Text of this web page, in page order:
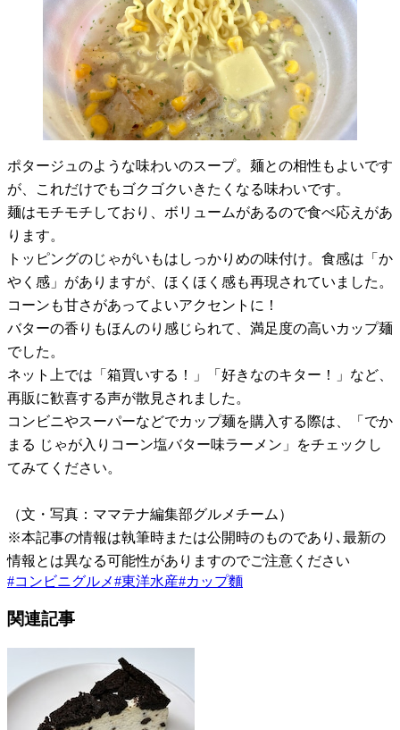
ポタージュのような味わいのスープ。麺との相性もよいです
が、これだけでもゴクゴクいきたくなる味わいです。
麺はモチモチしており、ボリュームがあるので食べ応えがあ
ります。
トッピングのじゃがいもはしっかりめの味付け。食感は「か
やく感」がありますが、ほくほく感も再現されていました。
コーンも甘さがあってよいアクセントに！
バターの香りもほんのり感じられて、満足度の高いカップ麺
でした。
ネット上では「箱買いする！」「好きなのキター！」など、
再販に歓喜する声が散見されました。
コンビニやスーパーなどでカップ麺を購入する際は、「でか
まる じゃが入りコーン塩バター味ラーメン」をチェックし
てみてください。
（文・写真：ママテナ編集部グルメチーム）
※本記事の情報は執筆時または公開時のものであり､最新の
情報とは異なる可能性がありますのでご注意ください
#コンビニグルメ#東洋水産#カップ麵
関連記事